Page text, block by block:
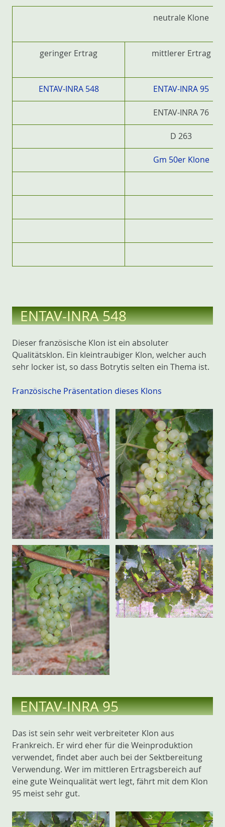
neutrale Klone
geringer Ertrag mittlerer Ertrag
ENTAV-INRA 548 ENTAV-INRA 95
ENTAV-INRA 76
D 263
Gm 50er Klone
ENTAV-INRA 548
Dieser französische Klon ist ein absoluter
Qualitätsklon. Ein kleintraubiger Klon, welcher auch
sehr locker ist, so dass Botrytis selten ein Thema ist.
Französische Präsentation dieses Klons
ENTAV-INRA 95
Das ist sein sehr weit verbreiteter Klon aus
Frankreich. Er wird eher für die Weinproduktion
verwendet, findet aber auch bei der Sektbereitung
Verwendung. Wer im mittleren Ertragsbereich auf
eine gute Weinqualität wert legt, fährt mit dem Klon
95 meist sehr gut.